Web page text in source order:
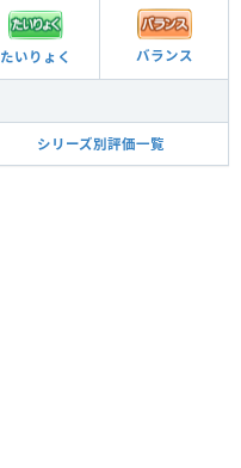
たいりょく バランス
シリーズ別評価一覧